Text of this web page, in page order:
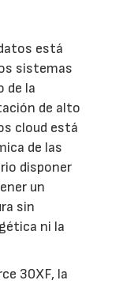
está
sistemas
de la
de alto
cloud está
de las
disponer
un
sin
ni la
30XF, la